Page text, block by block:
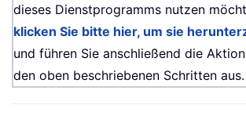
dieses Dienstprogramms nutzen
klicken Sie bitte hier, um sie
und führen Sie anschließend die
den oben beschriebenen Schritten aus.